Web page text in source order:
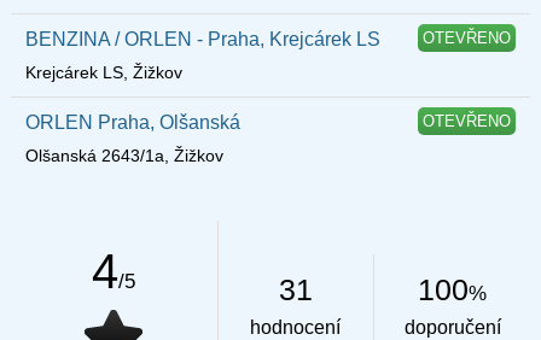
BENZINA / ORLEN - Praha, Krejcárek LS OTEVŘENO
Krejcárek LS, Žižkov
ORLEN Praha, Olšanská OTEVŘENO
Olšanská 2643/1a, Žižkov
4/5 31
hodnocení
100%
doporučení